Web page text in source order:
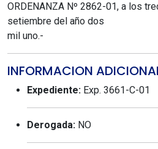
ORDENANZA Nº 2862-01, a los
setiembre del año dos
mil uno.-
INFORMACION
Expediente: Exp. 3661-C-01
Derogada: NO